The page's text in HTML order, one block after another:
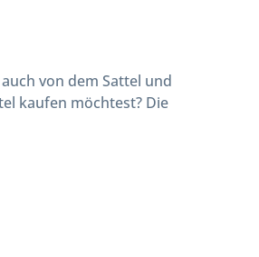
von dem Sattel und
kaufen möchtest? Die